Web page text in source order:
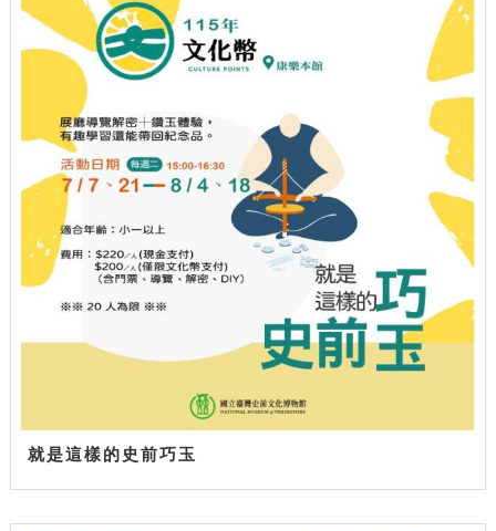
就是這樣的史前巧玉